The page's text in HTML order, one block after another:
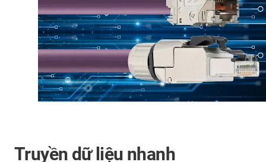
Truyền dữ liệu nhanh